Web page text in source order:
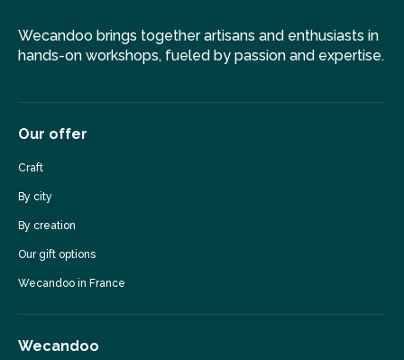
Wecandoo brings together artisans and enthusiasts in
hands-on workshops, fueled by passion and expertise.
Our offer
Craft
By city
By creation
Our gift options
Wecandoo in France
Wecandoo